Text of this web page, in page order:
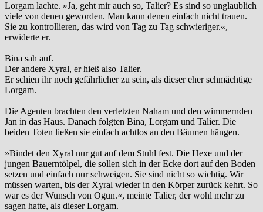
Lorgam lachte. »Ja, geht mir auch so, Talier? Es sind so unglaublich
viele von denen geworden. Man kann denen einfach nicht trauen.
Sie zu kontrollieren, das wird von Tag zu Tag schwieriger.«,
erwiderte er.
Bina sah auf.
Der andere Xyral, er hieß also Talier.
Er schien ihr noch gefährlicher zu sein, als dieser eher schmächtige
Lorgam.
Die Agenten brachten den verletzten Naham und den wimmernden
Jan in das Haus. Danach folgten Bina, Lorgam und Talier. Die
beiden Toten ließen sie einfach achtlos an den Bäumen hängen.
»Bindet den Xyral nur gut auf dem Stuhl fest. Die Hexe und der
jungen Bauerntölpel, die sollen sich in der Ecke dort auf den Boden
setzen und einfach nur schweigen. Sie sind nicht so wichtig. Wir
müssen warten, bis der Xyral wieder in den Körper zurück kehrt. So
war es der Wunsch von Ogun.«, meinte Talier, der wohl mehr zu
sagen hatte, als dieser Lorgam.